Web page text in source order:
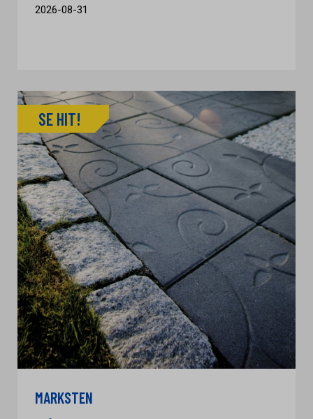
2026-08-31
SE HIT!
MARKSTEN